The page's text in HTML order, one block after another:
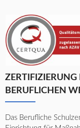
ZERTIFIZIERUNG
ERUFLICHEN
Das Berufliche